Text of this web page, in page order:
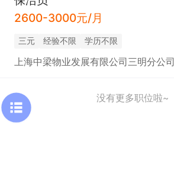
2600-3000元/月
三元 经验不限 学历不限
上海中梁物业发展有限公司三明分公司
没有更多职位啦~